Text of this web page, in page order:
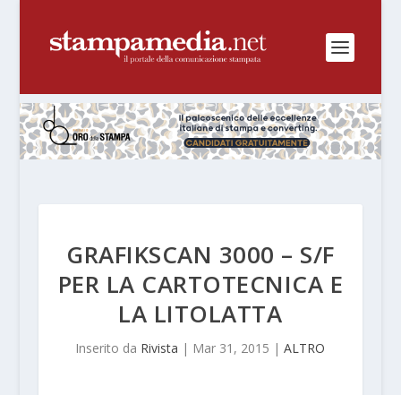
GRAFIKSCAN 3000 – S/F
PER LA CARTOTECNICA E
LA LITOLATTA
Inserito da Rivista | Mar 31, 2015 |ALTRO